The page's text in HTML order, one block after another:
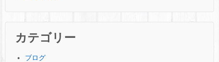
カテゴリー
ブログ